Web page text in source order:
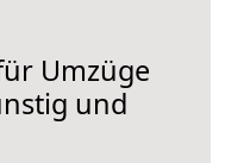
Umzüge
und